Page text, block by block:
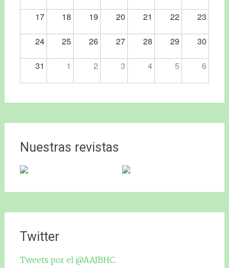
17 18 19 20 21 22 23
24 25 26 27 28 29 30
31 1 2 3 4 5 6
Nuestras revistas
Twitter
Tweets por el @AAJBHC.